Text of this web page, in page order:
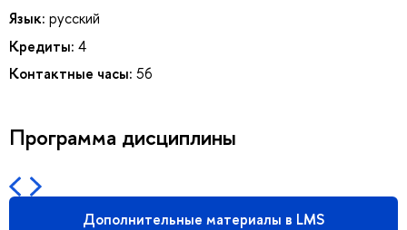
Язык: русский
Кредиты: 4
Контактные часы: 56
Программа дисциплины
Дополнительные материалы в LMS